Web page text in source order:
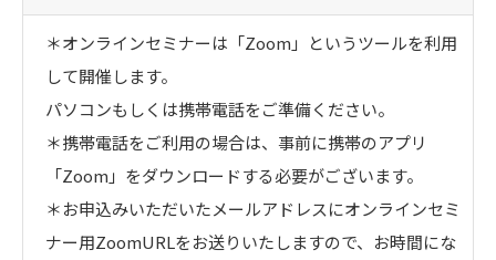
＊オンラインセミナーは「Zoom」というツールを利用
して開催します。
パソコンもしくは携帯電話をご準備ください。
＊携帯電話をご利用の場合は、​​事前に携帯のアプリ
「Zoom」をダウンロードする必要がございます。
＊お申込みいただいたメールアドレスにオンラインセミ
ナー用ZoomURLをお送りいたしますので、お時間にな